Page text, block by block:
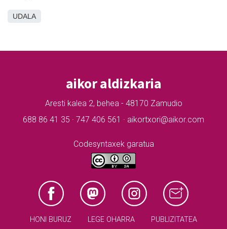
UDALA
aikor aldizkaria
Aresti kalea 2, behea - 48170 Zamudio
688 86 41 35 · 747 406 561 · aikortxori@aikor.com
Codesyntaxek garatua
HONI BURUZ LEGE OHARRA PUBLIZITATEA